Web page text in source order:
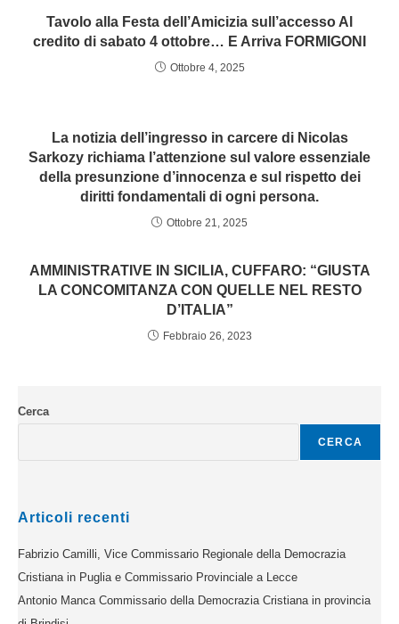
Tavolo alla Festa dell’Amicizia sull’accesso Al
credito di sabato 4 ottobre… E Arriva FORMIGONI
Ottobre 4, 2025
La notizia dell’ingresso in carcere di Nicolas
Sarkozy richiama l’attenzione sul valore essenziale
della presunzione d’innocenza e sul rispetto dei
diritti fondamentali di ogni persona.
Ottobre 21, 2025
AMMINISTRATIVE IN SICILIA, CUFFARO: “GIUSTA
LA CONCOMITANZA CON QUELLE NEL RESTO
D’ITALIA”
Febbraio 26, 2023
Cerca
CERCA
Articoli recenti
Fabrizio Camilli, Vice Commissario Regionale della Democrazia
Cristiana in Puglia e Commissario Provinciale a Lecce
Antonio Manca Commissario della Democrazia Cristiana in provincia